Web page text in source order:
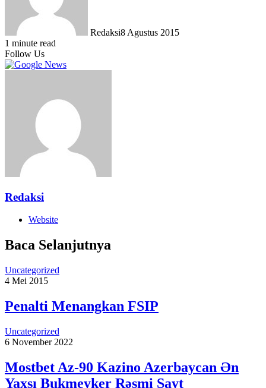
Redaksi8 Agustus 2015
1 minute read
Follow Us
Redaksi
Website
Baca Selanjutnya
Uncategorized
4 Mei 2015
Penalti Menangkan FSIP
Uncategorized
6 November 2022
Mostbet Az-90 Kazino Azerbaycan Ən
Yaxşı Bukmeyker Rəsmi Sayt